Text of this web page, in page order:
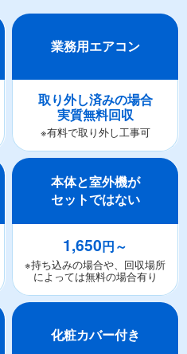
業務用エアコン
取り外し済みの場合
実質無料回収
※有料で取り外し工事可
本体と室外機が
セットではない
1,650円～
※持ち込みの場合や、回収場所
によっては無料の場合有り
化粧カバー付き